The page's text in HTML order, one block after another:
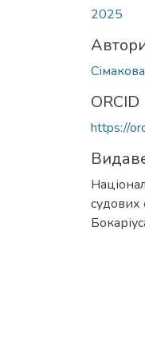
2025
ORCID
https://
судових